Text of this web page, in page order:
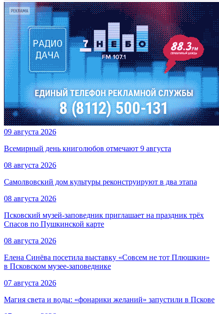
09 августа 2026
Всемирный день книголюбов отмечают 9 августа
08 августа 2026
Самолвовский дом культуры реконструируют в два этапа
08 августа 2026
Псковский музей-заповедник приглашает на праздник трёх
Спасов по Пушкинской карте
08 августа 2026
Елена Синёва посетила выставку «Совсем не тот Плюшкин»
в Псковском музее-заповеднике
07 августа 2026
Магия света и воды: «фонарики желаний» запустили в Пскове